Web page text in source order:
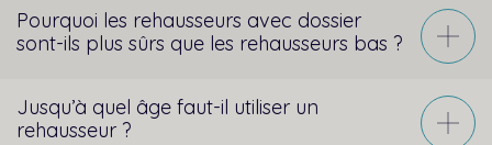
Pourquoi les rehausseurs avec dossier
sont-ils plus sûrs que les rehausseurs bas ?
Jusqu’à quel âge faut-il utiliser un
rehausseur ?